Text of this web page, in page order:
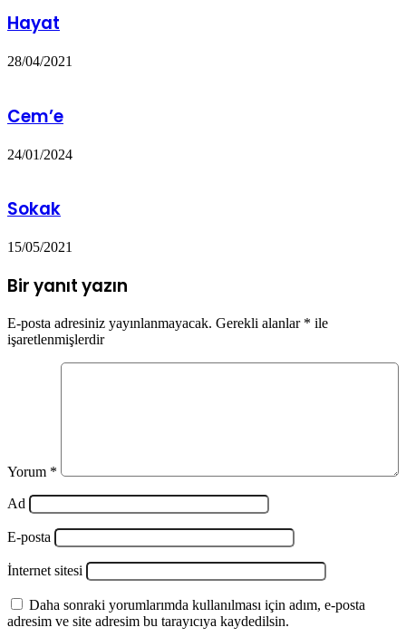
Hayat
28/04/2021
Cem’e
24/01/2024
Sokak
15/05/2021
Bir yanıt yazın
E-posta adresiniz yayınlanmayacak. Gerekli alanlar * ile
işaretlenmişlerdir
Yorum *
Ad
E-posta
İnternet sitesi
Daha sonraki yorumlarımda kullanılması için adım, e-posta
adresim ve site adresim bu tarayıcıya kaydedilsin.